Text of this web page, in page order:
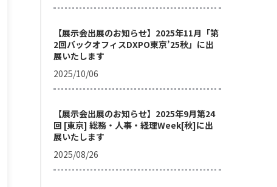
【展示会出展のお知らせ】2025年11月「第
2回バックオフィスDXPO東京’25秋」に出
展いたします
2025/10/06
【展示会出展のお知らせ】2025年9月第24
回 [東京] 総務・人事・経理Week[秋]に出
展いたします
2025/08/26